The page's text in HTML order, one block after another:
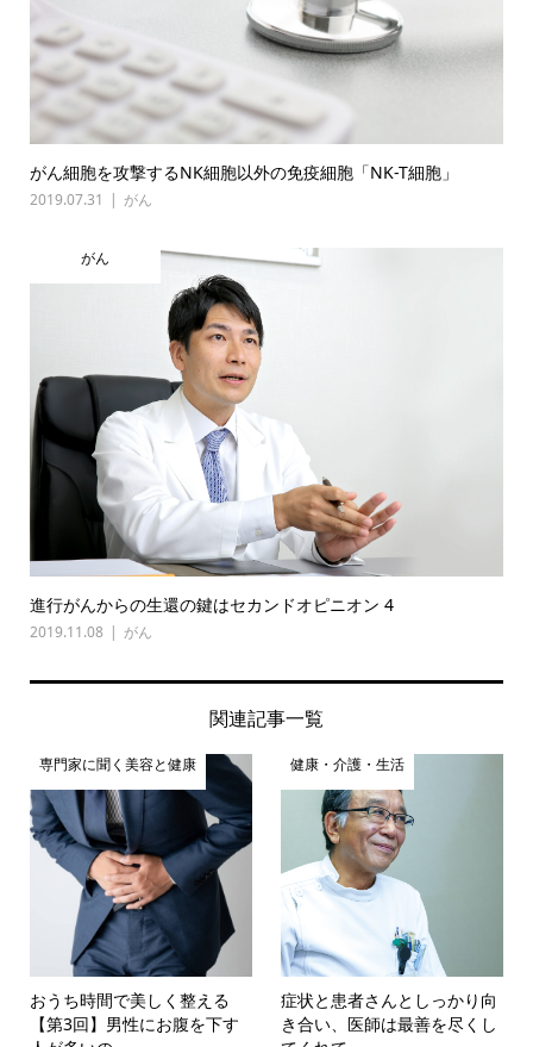
がん細胞を攻撃するNK細胞以外の免疫細胞「NK-T細胞」
2019.07.31 がん
がん
進行がんからの生還の鍵はセカンドオピニオン 4
2019.11.08 がん
関連記事一覧
専門家に聞く美容と健康
おうち時間で美しく整える
【第3回】男性にお腹を下す
健康・介護・生活
症状と患者さんとしっかり向
き合い、医師は最善を尽くし